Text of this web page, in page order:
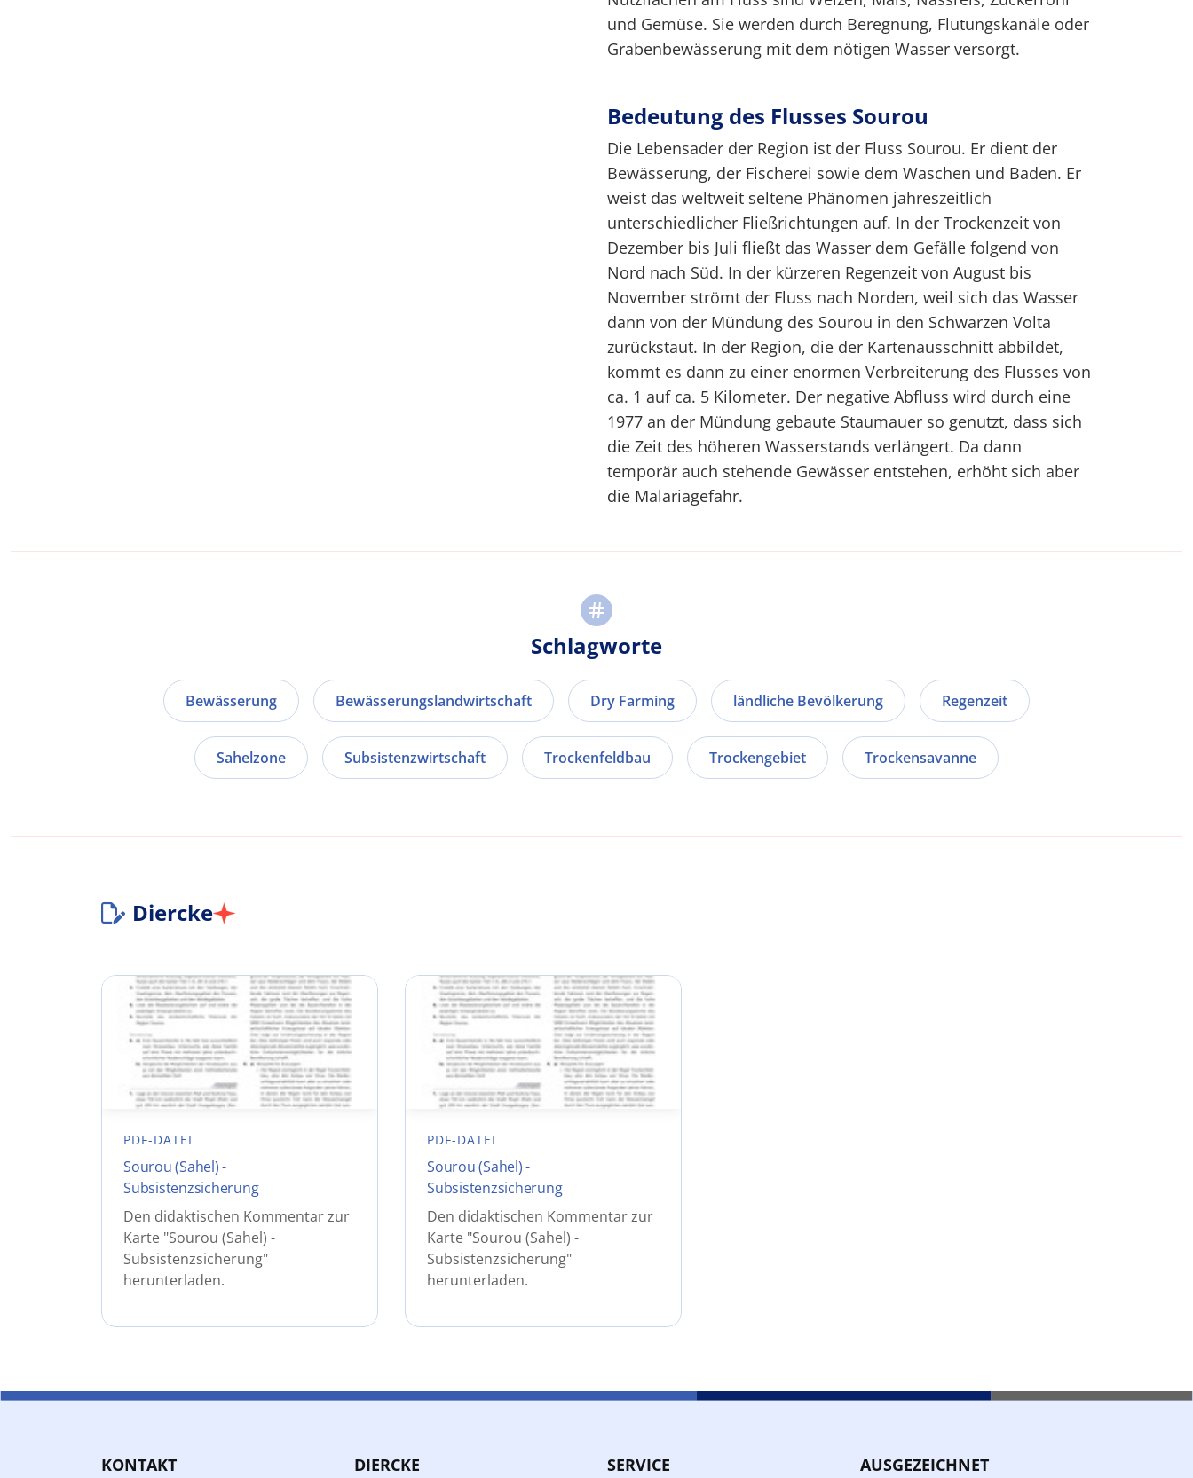
und Gemüse. Sie werden durch Beregnung, Flutungskanäle oder
Grabenbewässerung mit dem nötigen Wasser versorgt.
Bedeutung des Flusses Sourou
Die Lebensader der Region ist der Fluss Sourou. Er dient der
Bewässerung, der Fischerei sowie dem Waschen und Baden. Er
weist das weltweit seltene Phänomen jahreszeitlich
unterschiedlicher Fließrichtungen auf. In der Trockenzeit von
Dezember bis Juli fließt das Wasser dem Gefälle folgend von
Nord nach Süd. In der kürzeren Regenzeit von August bis
November strömt der Fluss nach Norden, weil sich das Wasser
dann von der Mündung des Sourou in den Schwarzen Volta
zurückstaut. In der Region, die der Kartenausschnitt abbildet,
kommt es dann zu einer enormen Verbreiterung des Flusses von
ca. 1 auf ca. 5 Kilometer. Der negative Abfluss wird durch eine
1977 an der Mündung gebaute Staumauer so genutzt, dass sich
die Zeit des höheren Wasserstands verlängert. Da dann
temporär auch stehende Gewässer entstehen, erhöht sich aber
die Malariagefahr.
Schlagworte
Bewässerung Bewässerungslandwirtschaft Dry Farming ländliche Bevölkerung Regenzeit
Sahelzone Subsistenzwirtschaft Trockenfeldbau Trockengebiet Trockensavanne
Diercke
PDF-DATEI
Sourou (Sahel) -
Subsistenzsicherung
Den didaktischen Kommentar zur
Karte "Sourou (Sahel) -
Subsistenzsicherung"
herunterladen.
PDF-DATEI
Sourou (Sahel) -
Subsistenzsicherung
Den didaktischen Kommentar zur
Karte "Sourou (Sahel) -
Subsistenzsicherung"
herunterladen.
KONTAKT DIERCKE SERVICE AUSGEZEICHNET